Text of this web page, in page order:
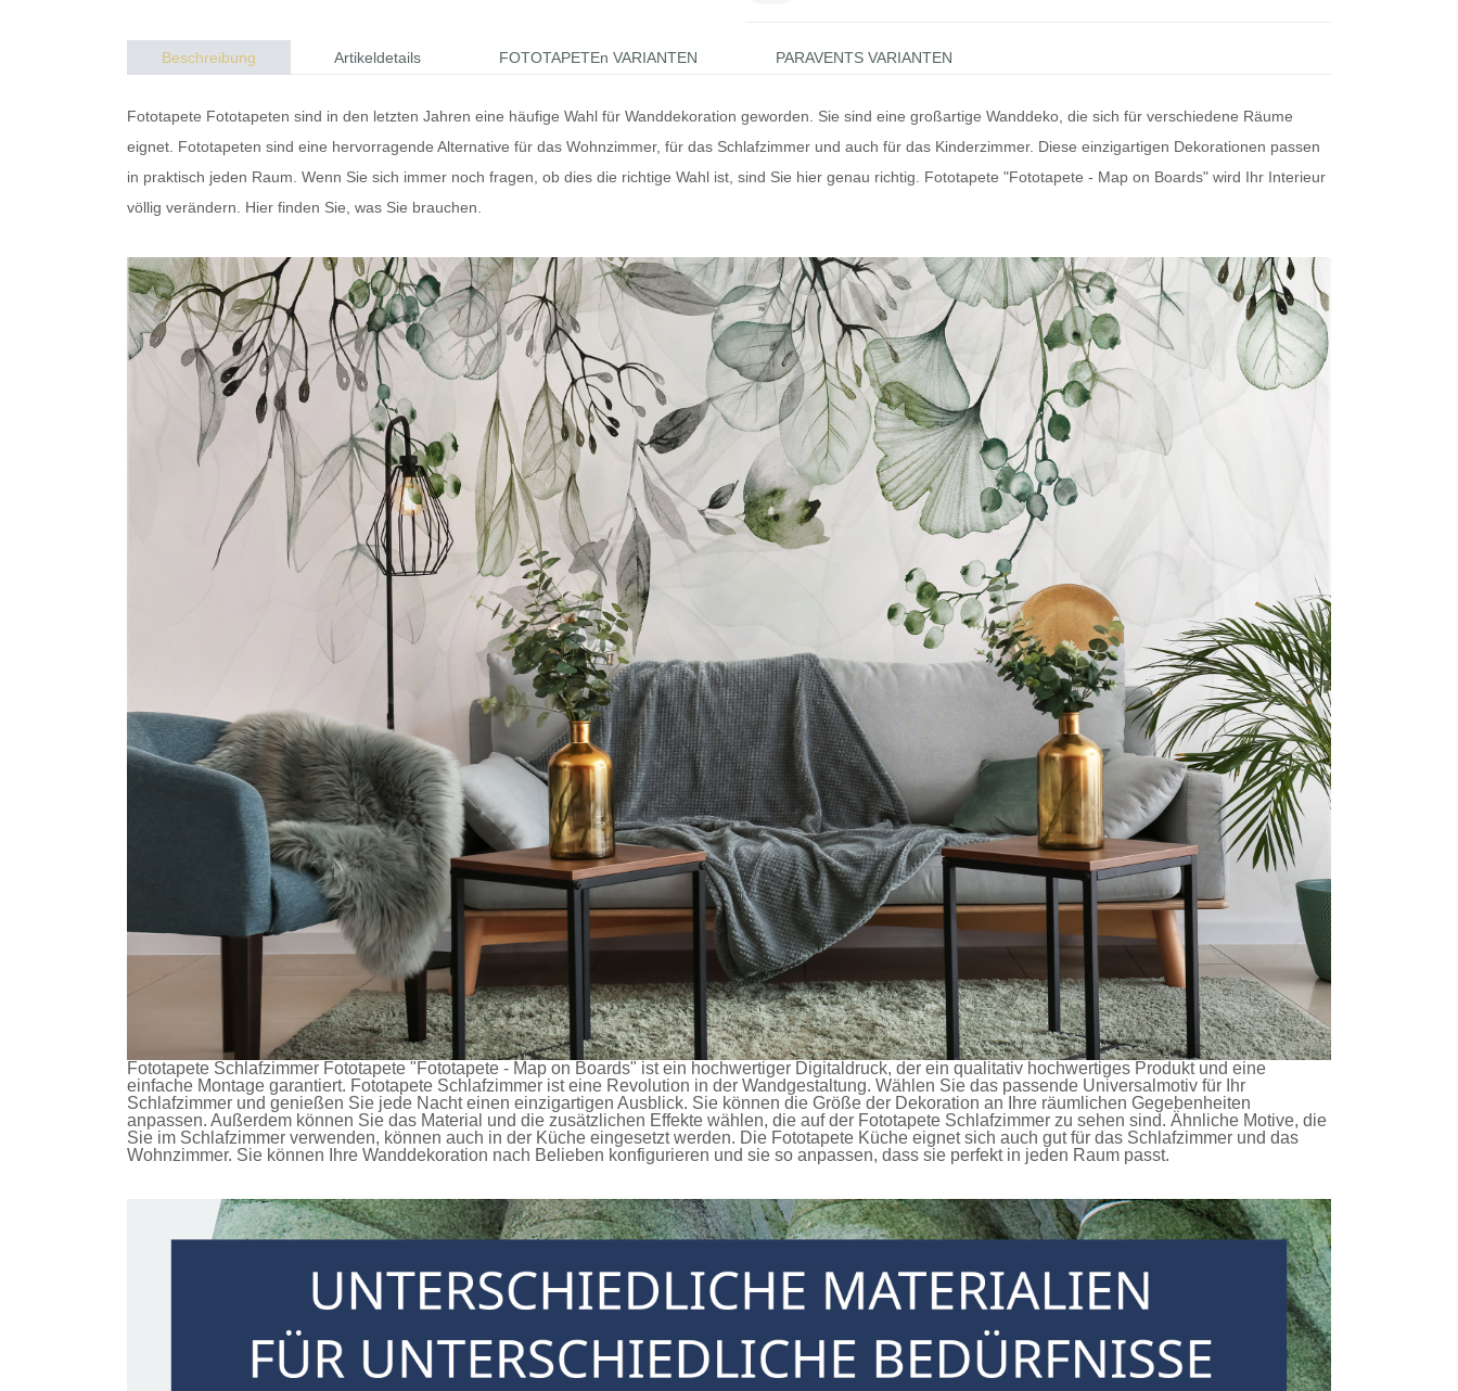
Beschreibung Artikeldetails FOTOTAPETEn VARIANTEN PARAVENTS VARIANTEN
Fototapete Fototapeten sind in den letzten Jahren eine häufige Wahl für Wanddekoration geworden. Sie sind eine großartige Wanddeko, die sich für verschiedene Räume
eignet. Fototapeten sind eine hervorragende Alternative für das Wohnzimmer, für das Schlafzimmer und auch für das Kinderzimmer. Diese einzigartigen Dekorationen passen
in praktisch jeden Raum. Wenn Sie sich immer noch fragen, ob dies die richtige Wahl ist, sind Sie hier genau richtig. Fototapete "Fototapete - Map on Boards" wird Ihr Interieur
völlig verändern. Hier finden Sie, was Sie brauchen.
Fototapete Schlafzimmer Fototapete "Fototapete - Map on Boards" ist ein hochwertiger Digitaldruck, der ein qualitativ hochwertiges Produkt und eine
einfache Montage garantiert. Fototapete Schlafzimmer ist eine Revolution in der Wandgestaltung. Wählen Sie das passende Universalmotiv für Ihr
Schlafzimmer und genießen Sie jede Nacht einen einzigartigen Ausblick. Sie können die Größe der Dekoration an Ihre räumlichen Gegebenheiten
anpassen. Außerdem können Sie das Material und die zusätzlichen Effekte wählen, die auf der Fototapete Schlafzimmer zu sehen sind. Ähnliche Motive, die
Sie im Schlafzimmer verwenden, können auch in der Küche eingesetzt werden. Die Fototapete Küche eignet sich auch gut für das Schlafzimmer und das
Wohnzimmer. Sie können Ihre Wanddekoration nach Belieben konfigurieren und sie so anpassen, dass sie perfekt in jeden Raum passt.